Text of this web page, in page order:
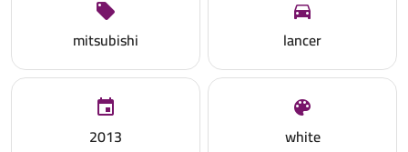
mitsubishi lancer
2013 white